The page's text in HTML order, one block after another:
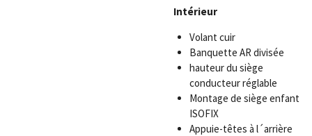
Intérieur
Volant cuir
Banquette AR divisée
hauteur du siège
conducteur réglable
Montage de siège enfant
ISOFIX
Appuie-têtes à l´arrière